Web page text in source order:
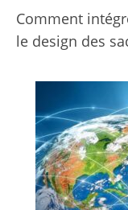
Comment
le design des